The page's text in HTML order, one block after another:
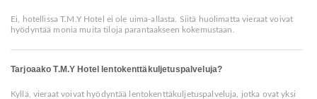
Ei, hotellissa T.M.Y Hotel ei ole uima-allasta. Siitä huolimatta vieraat voivat
hyödyntää monia muita tiloja parantaakseen kokemustaan.
Tarjoaako T.M.Y Hotel lentokenttäkuljetuspalveluja?
Kyllä, vieraat voivat hyödyntää lentokenttäkuljetuspalveluja, jotka ovat yksi